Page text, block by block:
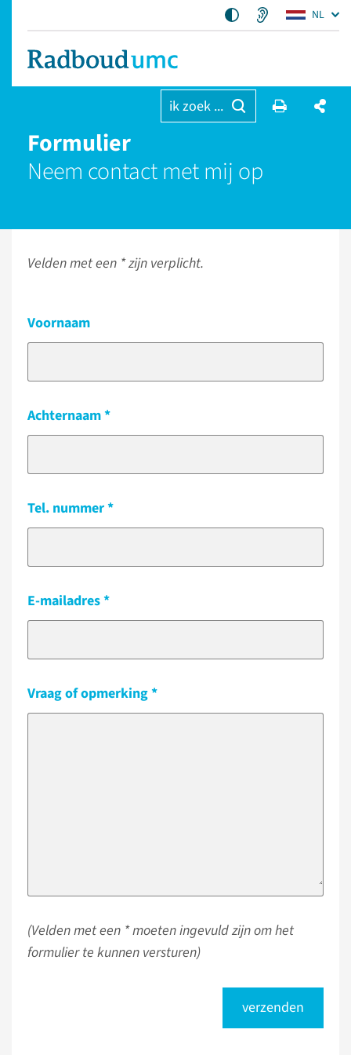
NL
ik zoek ...
Formulier
Neem contact met mij op
Velden met een * zijn verplicht.
Voornaam
Achternaam
Tel. nummer
E-mailadres
Vraag of opmerking
(Velden met een * moeten ingevuld zijn om het
formulier te kunnen versturen)
verzenden